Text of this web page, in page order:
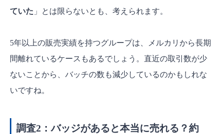
ていた 」とは限らないとも、考えられます。
5年以上の販売実績を持つグループは、メルカリから長期
間離れているケースもあるでしょう。直近の取引数が少
ないことから、バッチの数も減少しているのかもしれな
いですね。
調査2：バッジがあると本当に売れる？約